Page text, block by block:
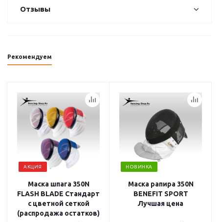
Отзывы
Рекомендуем
АКЦИЯ
Маска шпага 350N
FLASH BLADE Стандарт
с цветной сеткой
(распродажа остатков)
НОВИНКА
Маска рапира 350N
BENEFIT SPORT
Лучшая цена